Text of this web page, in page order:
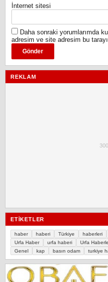
İnternet sitesi
Daha sonraki yorumlarımda
adresim ve site adresim bu
REKLAM
ETIKETLER
haber haberi Türkiye haberleri
Urfa Haber
urfa haberi Urfa
Genel
kap basın odam turkiye